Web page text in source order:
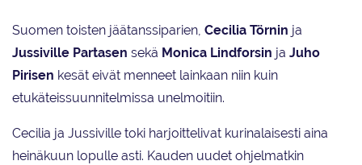
Suomen toisten jäätanssiparien, Cecilia Törnin ja
Jussiville Partasen sekä Monica Lindforsin ja Juho
Pirisen kesät eivät menneet lainkaan niin kuin
etukäteissuunnitelmissa unelmoitiin.
Cecilia ja Jussiville toki harjoittelivat kurinalaisesti aina
heinäkuun lopulle asti. Kauden uudet ohjelmatkin